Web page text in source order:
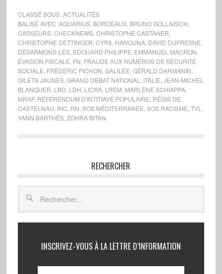
CLASSÉ SOUS :ACTUALITÉS
BALISÉ AVEC :AQUARIUS, BORDEAUX, BRUNO GOLLNISCH
CASSEURS, CHECKNEWS, CHRISTOPHE CASTANER
CHRISTOPHE DETTINGER CYRIL HANOUNA, DAVID DUFRESNE
DÉSARMONS-LES, EDOUARD PHILIPPE EMMANUEL MACRON
ÉVASION FISCALE FN FRAUDE AUX NUMÉROS DE SÉCURITÉ
SOCIALE FRÉDÉRIC PICHON GALILÉE GÉRALD DARMANIN
GILETS JAUNES, GRAND DÉBAT NATIONAL ITALIE JEAN-MICHEL
BLANQUER LBD LDH LICRA, LREM MARLÈNE SCHIAPPA,
MRAP, RÉFÉRENDUM D'INTITIAVE POPULAIRE RÉGIS DE
CASTELNAU RIC RN SOS MÉDITERRANÉE SOS RACISME TVL
YANN BARTHÉS, ZOHRA BITAN
RECHERCHER
INSCRIVEZ-VOUS À LA LETTRE D’INFORMATION